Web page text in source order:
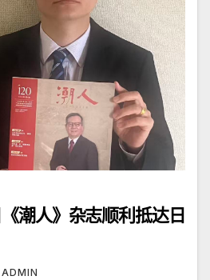
潮人》杂志顺利抵达日
ADMIN